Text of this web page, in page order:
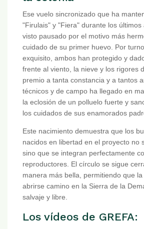
Ese vuelo sincronizado que ha
"Firulais" y "Fiera" durante los últimos
visto pausado por el motivo más
cuidado de su primer huevo. Por
exquisito, ambos han protegido y
frente al viento, la nieve y los rigores
premio a tanta constancia y a tantos
técnicos y de campo ha llegado en
la eclosión de un polluelo fuerte y
los cuidados de sus enamorados
Este nacimiento demuestra que los
nacidos en libertad en el proyecto no
sino que se integran perfectamente
reproductores. El círculo se sigue
manera más bella, permitiendo que
abrirse camino en la Sierra de la
salvaje y libre.
Los vídeos de GREFA: